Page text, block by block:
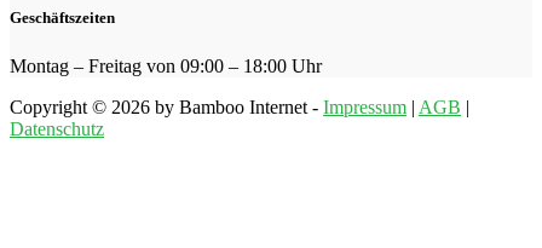
Geschäftszeiten
Montag – Freitag von 09:00 – 18:00 Uhr
Copyright © 2026 by Bamboo Internet - Impressum | AGB |
Datenschutz